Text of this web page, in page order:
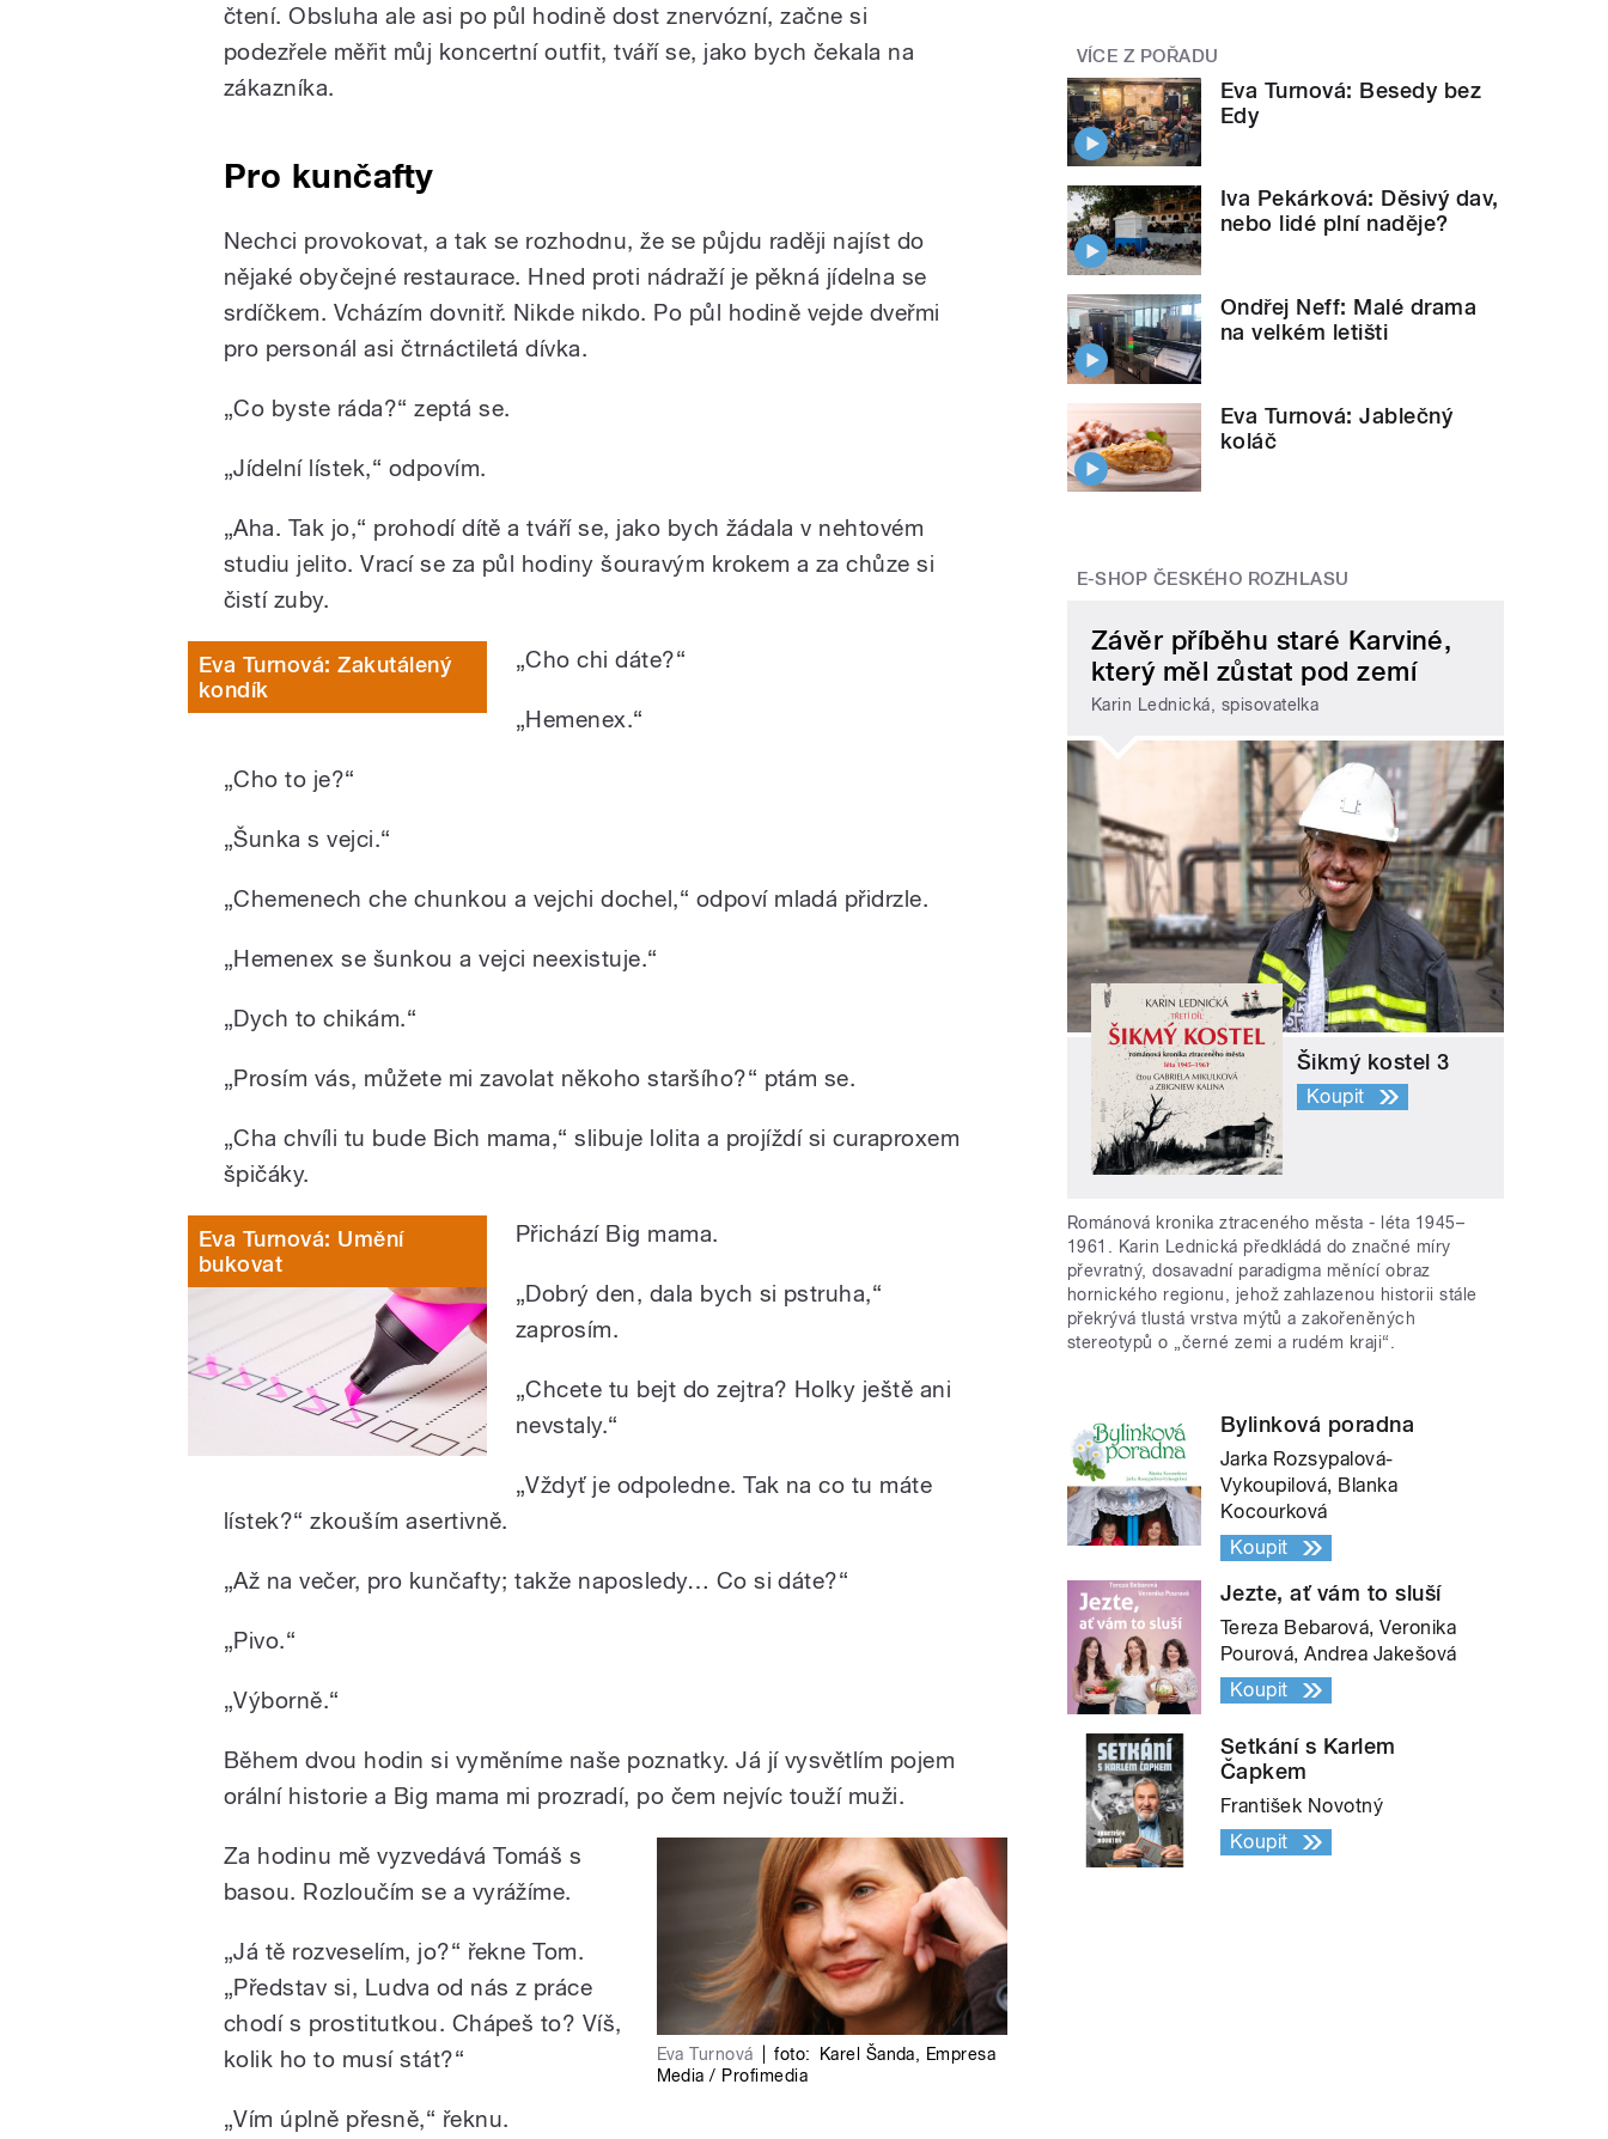
čtení. Obsluha ale asi po půl hodině dost znervózní, začne si
podezřele měřit můj koncertní outfit, tváří se, jako bych čekala na
zákazníka.
Pro kunčafty
Nechci provokovat, a tak se rozhodnu, že se půjdu raději najíst do
nějaké obyčejné restaurace. Hned proti nádraží je pěkná jídelna se
srdíčkem. Vcházím dovnitř. Nikde nikdo. Po půl hodině vejde dveřmi
pro personál asi čtrnáctiletá dívka.
„Co byste ráda?“ zeptá se.
„Jídelní lístek,“ odpovím.
„Aha. Tak jo,“ prohodí dítě a tváří se, jako bych žádala v nehtovém
studiu jelito. Vrací se za půl hodiny šouravým krokem a za chůze si
čistí zuby.
Eva Turnová: Zakutálený
kondík
„Cho chi dáte?“
„Hemenex.“
„Cho to je?“
„Šunka s vejci.“
„Chemenech che chunkou a vejchi dochel,“ odpoví mladá přidrzle.
„Hemenex se šunkou a vejci neexistuje.“
„Dych to chikám.“
„Prosím vás, můžete mi zavolat někoho staršího?“ ptám se.
„Cha chvíli tu bude Bich mama,“ slibuje lolita a projíždí si curaproxem
špičáky.
Eva Turnová: Umění
bukovat
Přichází Big mama.
„Dobrý den, dala bych si pstruha,“
zaprosím.
„Chcete tu bejt do zejtra? Holky ještě ani
nevstaly.“
„Vždyť je odpoledne. Tak na co tu máte
lístek?“ zkouším asertivně.
„Až na večer, pro kunčafty; takže naposledy… Co si dáte?“
„Pivo.“
„Výborně.“
Během dvou hodin si vyměníme naše poznatky. Já jí vysvětlím pojem
orální historie a Big mama mi prozradí, po čem nejvíc touží muži.
Eva Turnová foto: Karel Šanda, Empresa
Media / Profimedia
Za hodinu mě vyzvedává Tomáš s
basou. Rozloučím se a vyrážíme.
„Já tě rozveselím, jo?“ řekne Tom.
„Představ si, Ludva od nás z práce
chodí s prostitutkou. Chápeš to? Víš,
kolik ho to musí stát?“
„Vím úplně přesně,“ řeknu.
VÍCE Z POŘADU
Eva Turnová: Besedy bez
Edy
Iva Pekárková: Děsivý dav,
nebo lidé plní naděje?
Ondřej Neff: Malé drama
na velkém letišti
Eva Turnová: Jablečný
koláč
E-SHOP ČESKÉHO ROZHLASU
Závěr příběhu staré Karviné,
který měl zůstat pod zemí
Karin Lednická, spisovatelka
Šikmý kostel 3
Koupit
Románová kronika ztraceného města - léta 1945–
1961. Karin Lednická předkládá do značné míry
převratný, dosavadní paradigma měnící obraz
hornického regionu, jehož zahlazenou historii stále
překrývá tlustá vrstva mýtů a zakořeněných
stereotypů o „černé zemi a rudém kraji“.
Bylinková poradna
Jarka Rozsypalová-
Vykoupilová, Blanka
Kocourková
Koupit
Jezte, ať vám to sluší
Tereza Bebarová, Veronika
Pourová, Andrea Jakešová
Koupit
Setkání s Karlem
Čapkem
František Novotný
Koupit